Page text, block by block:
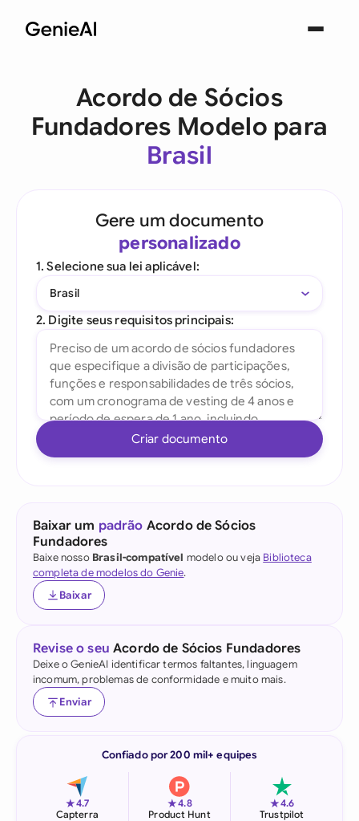
Acordo de Sócios
Fundadores Modelo para
Brasil
Gere um documento
personalizado
1. Selecione sua lei aplicável:
Brasil
2. Digite seus requisitos principais:
Criar documento
Baixar um padrão Acordo de Sócios
Fundadores
Baixe nosso Brasil-compatível modelo ou veja Biblioteca
completa de modelos do Genie.
Baixar
Revise o seu Acordo de Sócios Fundadores
Deixe o GenieAI identificar termos faltantes, linguagem
incomum, problemas de conformidade e muito mais.
Enviar
Confiado por 200 mil+ equipes
★4.7
Capterra
★4.8
Product Hunt
★4.6
Trustpilot